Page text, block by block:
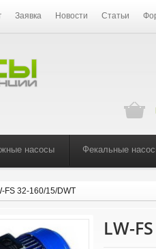
Заявка Новости Статьи
насосы Фекальные
FS 32-160/15/DWT
LW-